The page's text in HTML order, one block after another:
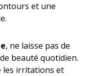
et une
, ne laisse pas de
beauté quotidien.
les irritations et